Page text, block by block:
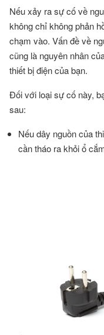
Nếu xảy ra sự cố về
không chỉ không phản
chạm vào. Vấn đề về
cũng là nguyên nhân
thiết bị điện của bạn.
Đối với loại sự cố này,
sau:
Nếu dây nguồn của
cần tháo ra khỏi ổ